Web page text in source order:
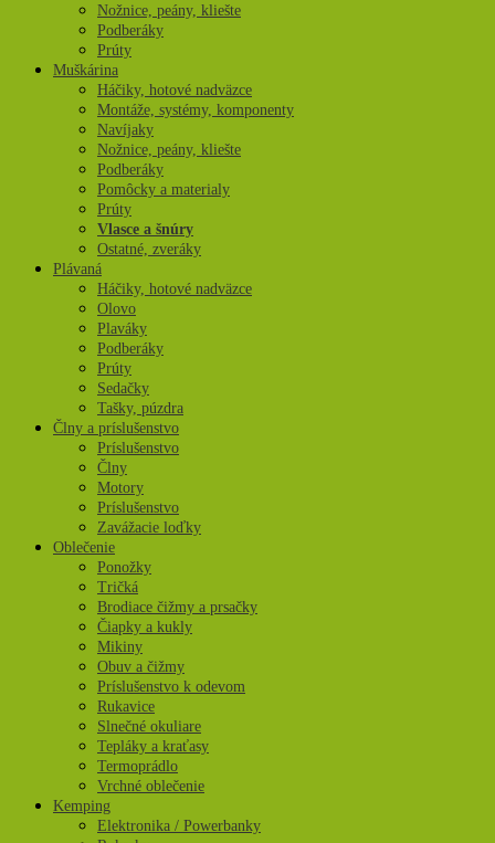
Nožnice, peány, kliešte
Podberáky
Prúty
Muškárina
Háčiky, hotové nadväzce
Montáže, systémy, komponenty
Navíjaky
Nožnice, peány, kliešte
Podberáky
Pomôcky a materialy
Prúty
Vlasce a šnúry
Ostatné, zveráky
Plávaná
Háčiky, hotové nadväzce
Olovo
Plaváky
Podberáky
Prúty
Sedačky
Tašky, púzdra
Člny a príslušenstvo
Príslušenstvo
Člny
Motory
Príslušenstvo
Zavážacie loďky
Oblečenie
Ponožky
Tričká
Brodiace čižmy a prsačky
Čiapky a kukly
Mikiny
Obuv a čižmy
Príslušenstvo k odevom
Rukavice
Slnečné okuliare
Tepláky a kraťasy
Termoprádlo
Vrchné oblečenie
Kemping
Elektronika / Powerbanky